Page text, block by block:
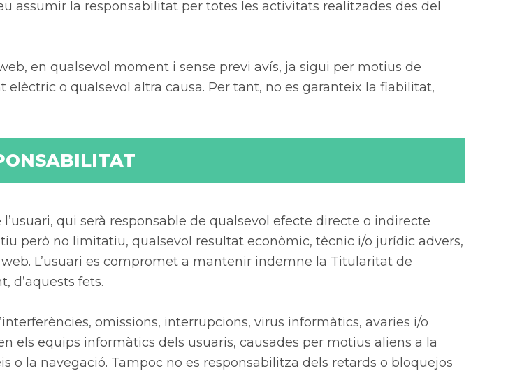
assumir la responsabilitat per totes les activitats realitzades des del
en qualsevol moment i sense previ avís, ja sigui per motius de
o qualsevol altra causa. Per tant, no es garanteix la fiabilitat,
qui serà responsable de qualsevol efecte directe o indirecte
però no limitatiu, qualsevol resultat econòmic, tècnic i/o jurídic advers,
L’usuari es compromet a mantenir indemne la Titularitat de
d’aquests fets.
omissions, interrupcions, virus informàtics, avaries i/o
els equips informàtics dels usuaris, causades per motius aliens a la
la navegació. Tampoc no es responsabilitza dels retards o bloquejos